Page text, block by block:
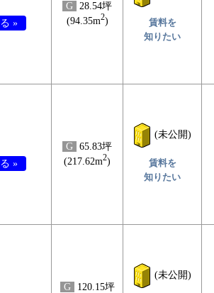
»
G 28.54坪
(94.35m2)
賃料を
知りたい
»
G 65.83坪
(217.62m2)
(未公開)
賃料を
知りたい
G
120.15坪
(未公開)